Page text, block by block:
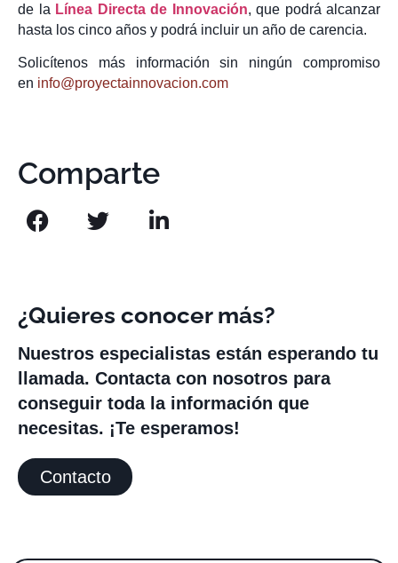
de la Línea Directa de Innovación, que podrá alcanzar
hasta los cinco años y podrá incluir un año de carencia.
Solicítenos más información sin ningún compromiso
en info@proyectainnovacion.com
Comparte
¿Quieres conocer más?
Nuestros especialistas están esperando tu
llamada. Contacta con nosotros para
conseguir toda la información que
necesitas. ¡Te esperamos!
Contacto